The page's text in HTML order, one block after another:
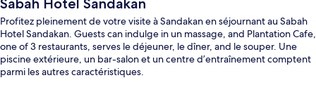
Sabah Hotel Sandakan
Profitez pleinement de votre visite à Sandakan en séjournant au Sabah
Hotel Sandakan. Guests can indulge in un massage, and Plantation Cafe,
one of 3 restaurants, serves le déjeuner, le dîner, and le souper. Une
piscine extérieure, un bar-salon et un centre d’entraînement comptent
parmi les autres caractéristiques.